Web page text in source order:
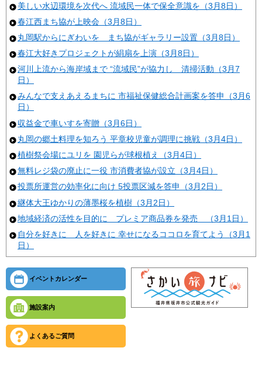
美しい水辺環境を次代へ 流域民一体で保全意識を（3月8日）
春江西まち協が上映会（3月8日）
丸岡駅からにぎわいを まち協がギャラリー設置（3月8日）
春江大好きプロジェクトが絹扇を上演（3月8日）
河川上流から海岸域まで “流域民”が協力し 清掃活動（3月7
日）
みんなで支えあえるまちに 市福祉保健総合計画案を答申（3月6
日）
収益金で車いすを寄贈（3月6日）
丸岡の郷土料理を知ろう 平章校児童が調理に挑戦（3月4日）
植樹祭会場にユリを 園児らが球根植え（3月4日）
無料レジ袋の廃止に一役 市消費者協が設立（3月4日）
投票所運営の効率化に向け 5投票区減を答申（3月2日）
継体大王ゆかりの薄墨桜を植樹（3月2日）
地域経済の活性を目的に プレミア商品券を発売 （3月1日）
自分を好きに 人を好きに 幸せになるココロを育てよう（3月1
日）
イベントカレンダー
施設案内
よくあるご質問